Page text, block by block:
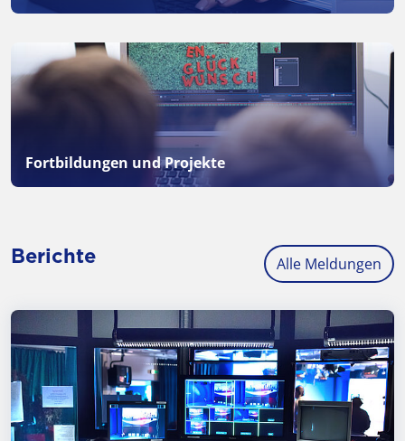
Fortbildungen und Projekte
Berichte Alle Meldungen